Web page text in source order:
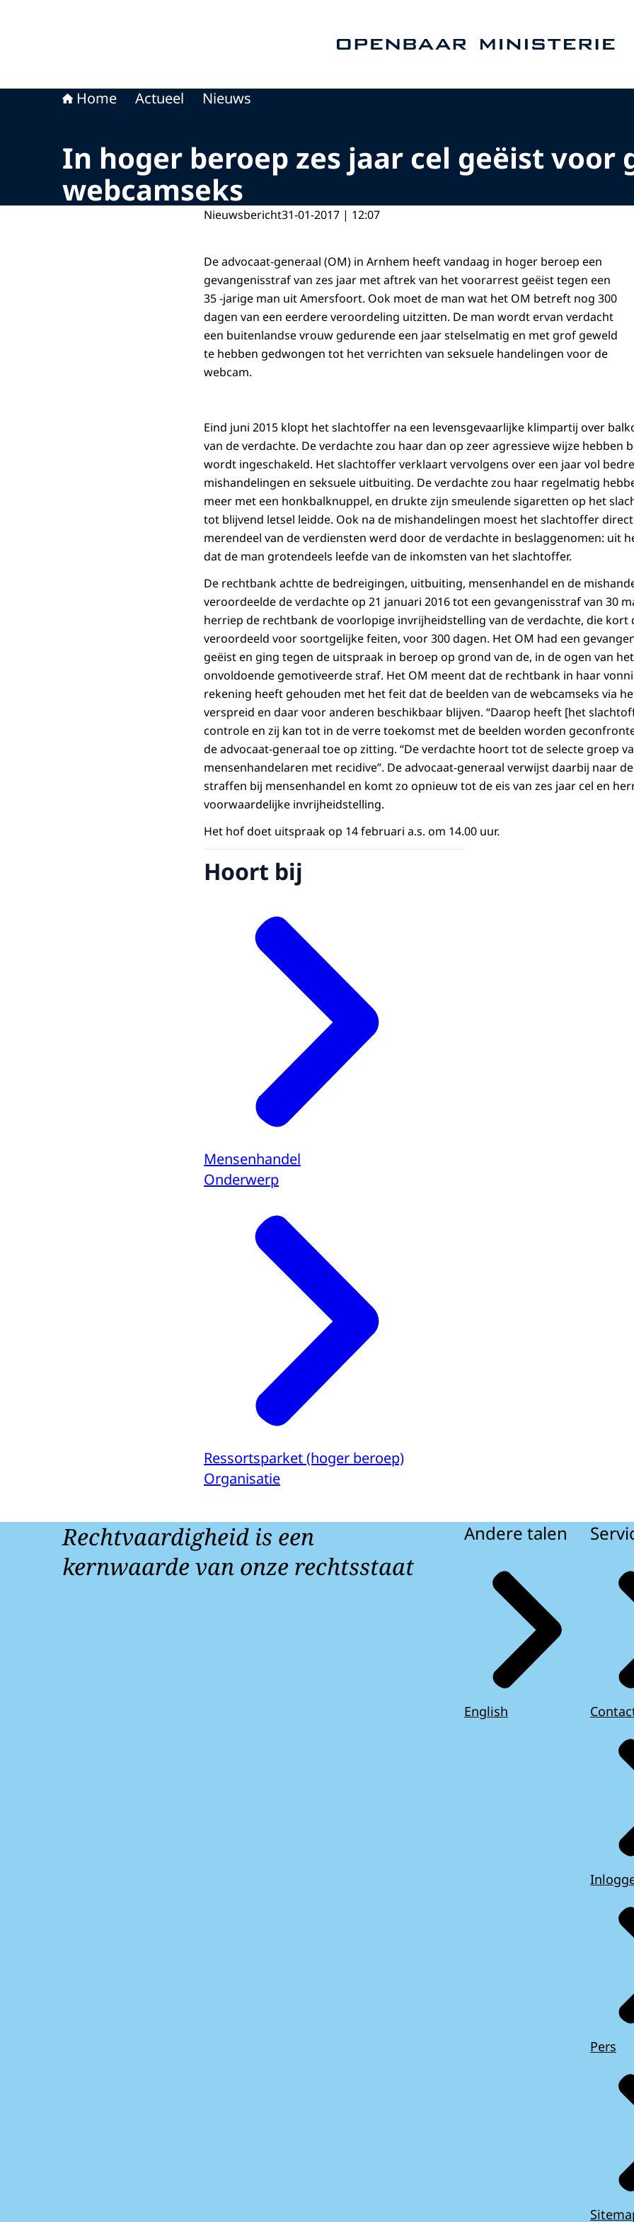
Home Actueel Nieuws
In hoger beroep zes jaar cel geëist voor
webcamseks
Nieuwsbericht31-01-2017 | 12:07
De advocaat-generaal (OM) in Arnhem heeft vandaag in hoger beroep een
gevangenisstraf van zes jaar met aftrek van het voorarrest geëist tegen een
35 -jarige man uit Amersfoort. Ook moet de man wat het OM betreft nog 300
dagen van een eerdere veroordeling uitzitten. De man wordt ervan verdacht
een buitenlandse vrouw gedurende een jaar stelselmatig en met grof geweld
te hebben gedwongen tot het verrichten van seksuele handelingen voor de
webcam.
Eind juni 2015 klopt het slachtoffer na een levensgevaarlijke klimpartij over
van de verdachte. De verdachte zou haar dan op zeer agressieve wijze hebben
wordt ingeschakeld. Het slachtoffer verklaart vervolgens over een jaar vol
mishandelingen en seksuele uitbuiting. De verdachte zou haar regelmatig
meer met een honkbalknuppel, en drukte zijn smeulende sigaretten op het
tot blijvend letsel leidde. Ook na de mishandelingen moest het slachtoffer
merendeel van de verdiensten werd door de verdachte in beslaggenomen: uit
dat de man grotendeels leefde van de inkomsten van het slachtoffer.
De rechtbank achtte de bedreigingen, uitbuiting, mensenhandel en de
veroordeelde de verdachte op 21 januari 2016 tot een gevangenisstraf van 30
herriep de rechtbank de voorlopige invrijheidstelling van de verdachte, die kort
veroordeeld voor soortgelijke feiten, voor 300 dagen. Het OM had een
geëist en ging tegen de uitspraak in beroep op grond van de, in de ogen van
onvoldoende gemotiveerde straf. Het OM meent dat de rechtbank in haar
rekening heeft gehouden met het feit dat de beelden van de webcamseks via
verspreid en daar voor anderen beschikbaar blijven. “Daarop heeft [het
controle en zij kan tot in de verre toekomst met de beelden worden
de advocaat-generaal toe op zitting. “De verdachte hoort tot de selecte groep
mensenhandelaren met recidive”. De advocaat-generaal verwijst daarbij naar
straffen bij mensenhandel en komt zo opnieuw tot de eis van zes jaar cel en
voorwaardelijke invrijheidstelling.
Het hof doet uitspraak op 14 februari a.s. om 14.00 uur.
Hoort bij
Mensenhandel
Onderwerp
Ressortsparket (hoger beroep)
Organisatie
Rechtvaardigheid is een
kernwaarde van onze rechtsstaat
Andere talen
English
Pers